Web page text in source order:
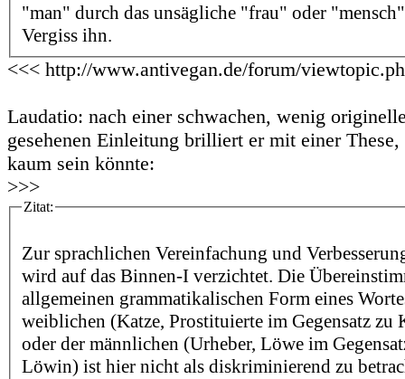
"man" durch das unsägliche "frau" oder
Vergiss ihn.
<<< http://www.antivegan.de/forum/
Laudatio: nach einer schwachen, wenig
gesehenen Einleitung brilliert er mit einer
kaum sein könnte:
>>>
Zitat:
Zur sprachlichen Vereinfachung und
wird auf das Binnen-I verzichtet. Die
allgemeinen grammatikalischen Form eines
weiblichen (Katze, Prostituierte im Gegensatz zu
oder der männlichen (Urheber, Löwe im
Löwin) ist hier nicht als diskriminierend zu